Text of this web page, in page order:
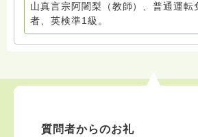
山真言宗阿闍梨（教師）、普通運転
者、英検準1級。
質問者からのお礼